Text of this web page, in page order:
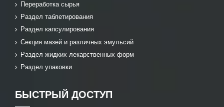
Переработка сырья
Раздел таблетирования
Раздел капсулирования
Секция мазей и различных эмульсий
Раздел жидких лекарственных форм
Раздел упаковки
БЫСТРЫЙ ДОСТУП